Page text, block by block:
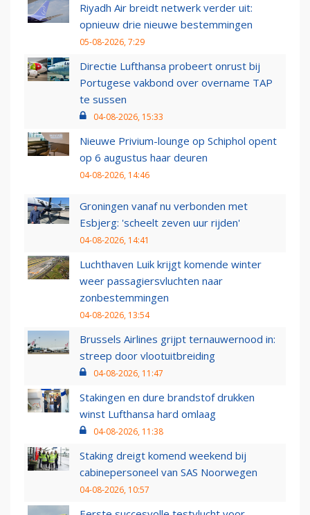
Riyadh Air breidt netwerk verder uit:
opnieuw drie nieuwe bestemmingen
05-08-2026, 7:29
Directie Lufthansa probeert onrust bij
Portugese vakbond over overname TAP
te sussen
04-08-2026, 15:33
Nieuwe Privium-lounge op Schiphol opent
op 6 augustus haar deuren
04-08-2026, 14:46
Groningen vanaf nu verbonden met
Esbjerg: 'scheelt zeven uur rijden'
04-08-2026, 14:41
Luchthaven Luik krijgt komende winter
weer passagiersvluchten naar
zonbestemmingen
04-08-2026, 13:54
Brussels Airlines grijpt ternauwernood in:
streep door vlootuitbreiding
04-08-2026, 11:47
Stakingen en dure brandstof drukken
winst Lufthansa hard omlaag
04-08-2026, 11:38
Staking dreigt komend weekend bij
cabinepersoneel van SAS Noorwegen
04-08-2026, 10:57